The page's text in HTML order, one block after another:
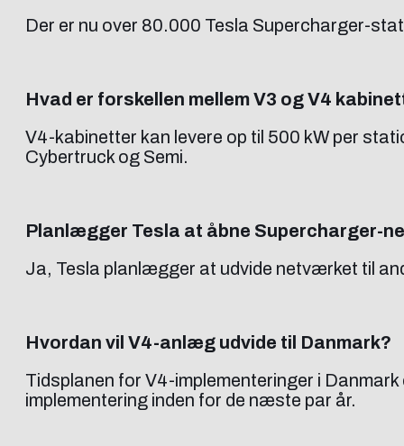
Der er nu over 80.000 Tesla Supercharger-
Hvad er forskellen mellem V3 og V4
V4-kabinetter kan levere op til 500 kW per
Cybertruck og Semi.
Planlægger Tesla at åbne Supercharger-
Ja, Tesla planlægger at udvide netværket til
Hvordan vil V4-anlæg udvide til Danmark?
Tidsplanen for V4-implementeringer i
implementering inden for de næste par år.